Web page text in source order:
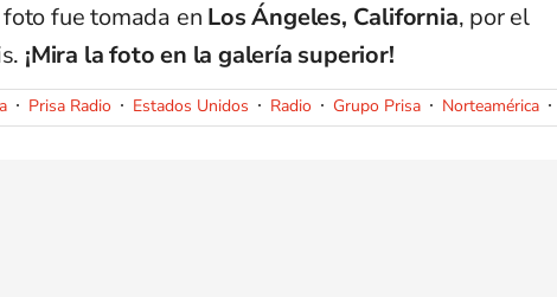
fue tomada en Los Ángeles, California, por el
¡Mira la foto en la galería superior!
Prisa Radio Estados Unidos Radio Grupo Prisa Norteamérica